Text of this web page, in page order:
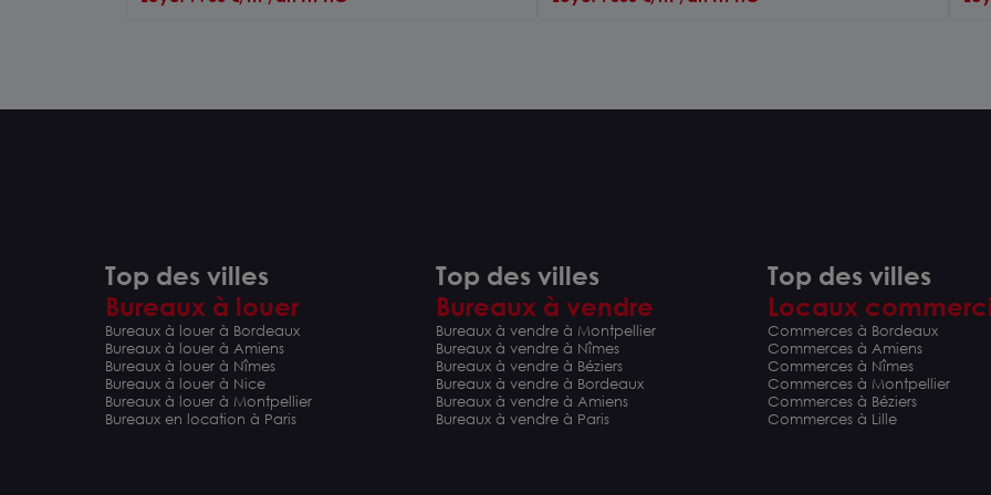
Top des villes
Bureaux à louer
Bureaux à louer à Bordeaux
Bureaux à louer à Amiens
Bureaux à louer à Nîmes
Bureaux à louer à Nice
Bureaux à louer à Montpellier
Bureaux en location à Paris
Top des villes
Bureaux à vendre
Bureaux à vendre à Montpellier
Bureaux à vendre à Nîmes
Bureaux à vendre à Béziers
Bureaux à vendre à Bordeaux
Bureaux à vendre à Amiens
Bureaux à vendre à Paris
Top des villes
Locaux
Commerces à Bordeaux
Commerces à Amiens
Commerces à Nîmes
Commerces à Montpellier
Commerces à Béziers
Commerces à Lille